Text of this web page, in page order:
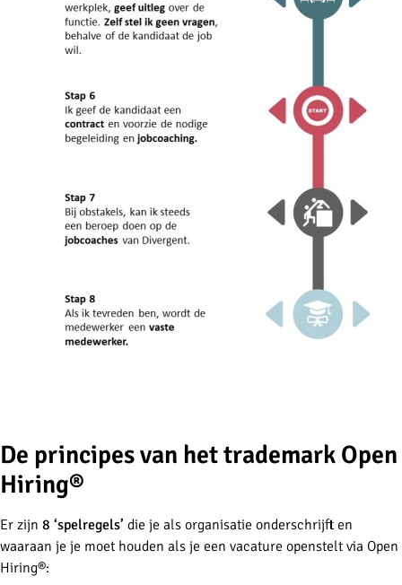
De principes van het trademark Open
Hiring®
Er zijn 8 ‘spelregels’ die je als organisatie onderschrijft en
waaraan je je moet houden als je een vacature openstelt via Open
Hiring®: